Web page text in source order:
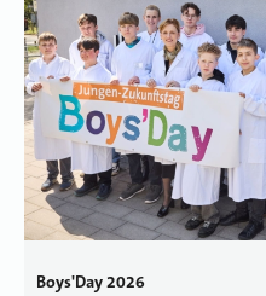
Boys'Day 2026